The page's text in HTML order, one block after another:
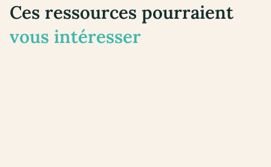
Ces ressources pourraient
vous intéresser